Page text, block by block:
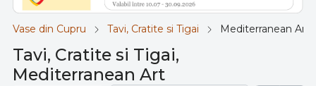
Vase din Cupru Tavi, Cratite si Tigai Mediterranean Art
Tavi, Cratite si Tigai,
Mediterranean Art